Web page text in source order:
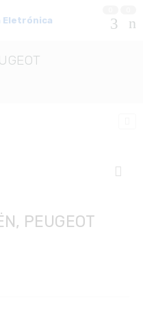
PEUGEOT